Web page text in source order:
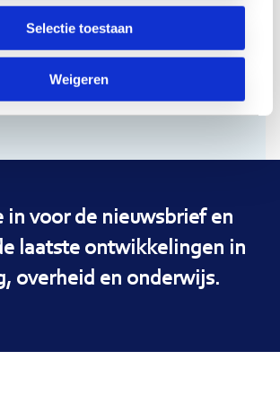
Selectie toestaan
Weigeren
in voor de nieuwsbrief en
laatste ontwikkelingen in
overheid en onderwijs.